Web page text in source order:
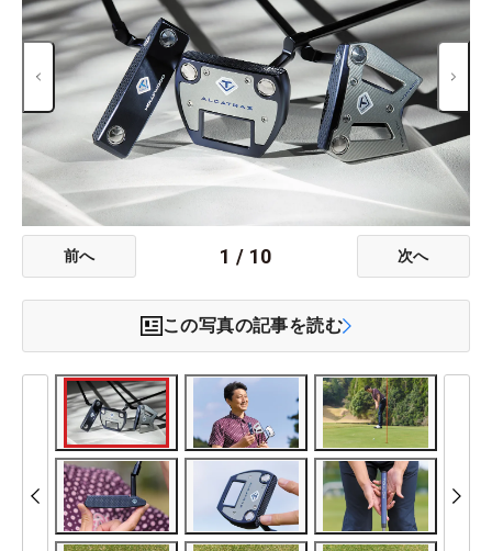
前へ 1 / 10 次へ
この写真の記事を読む